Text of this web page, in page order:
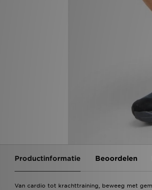
Productinformatie Beoordelen
Van cardio tot krachttraining, beweeg met